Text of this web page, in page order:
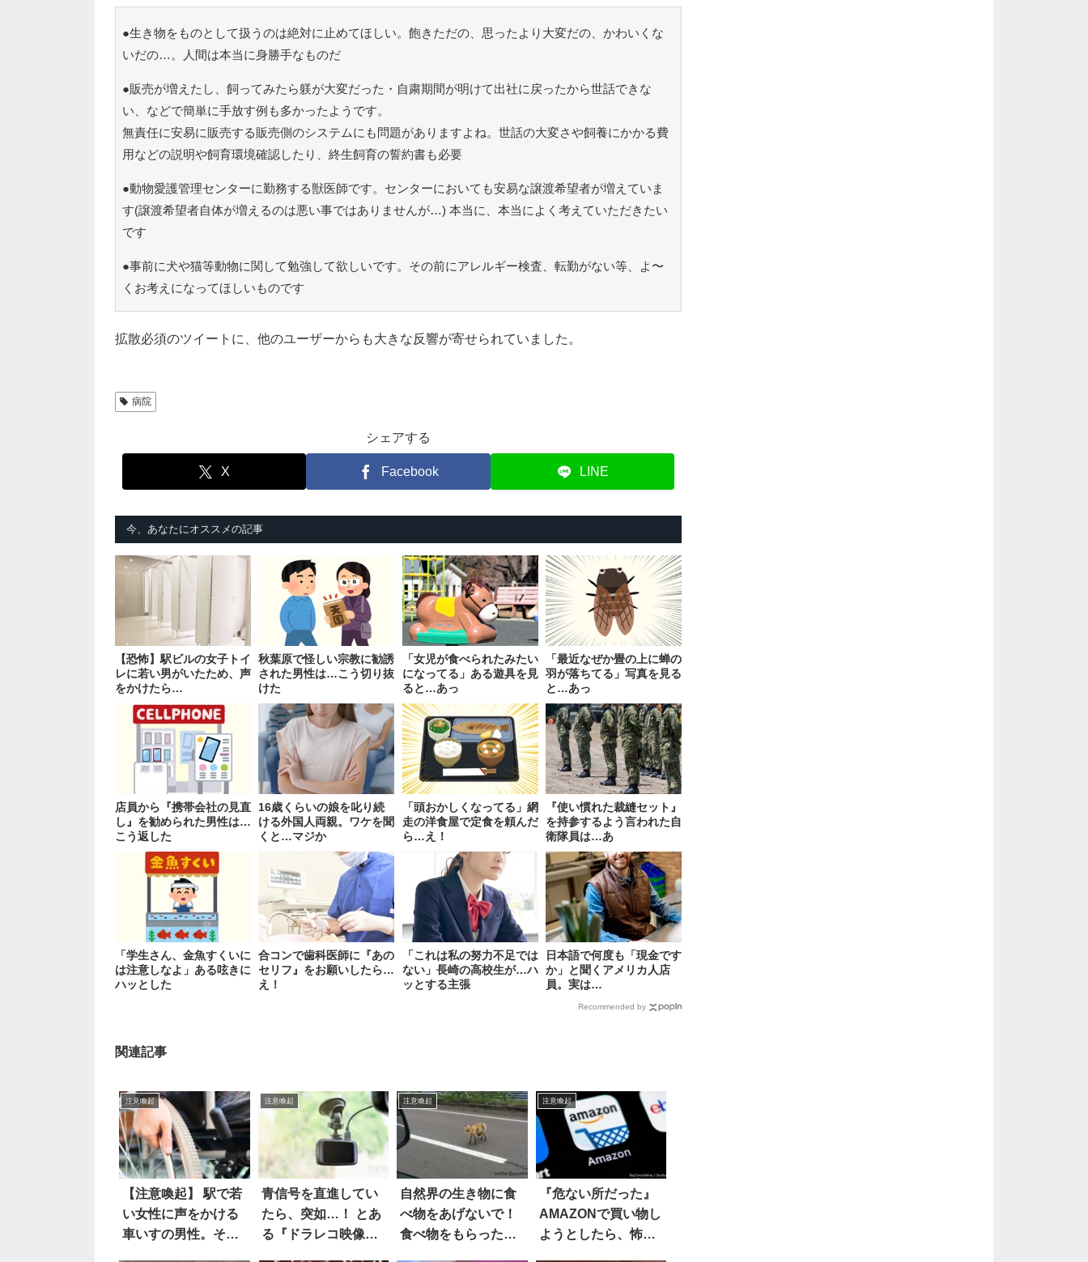
●生き物をものとして扱うのは絶対に止めてほしい。飽きただの、思ったより大変だの、かわいくな
いだの…。人間は本当に身勝手なものだ
●販売が増えたし、飼ってみたら躾が大変だった・自粛期間が明けて出社に戻ったから世話できな
い、などで簡単に手放す例も多かったようです。
無責任に安易に販売する販売側のシステムにも問題がありますよね。世話の大変さや飼養にかかる費
用などの説明や飼育環境確認したり、終生飼育の誓約書も必要
●動物愛護管理センターに勤務する獣医師です。センターにおいても安易な譲渡希望者が増えていま
す(譲渡希望者自体が増えるのは悪い事ではありませんが…) 本当に、本当によく考えていただきたい
です
●事前に犬や猫等動物に関して勉強して欲しいです。その前にアレルギー検査、転勤がない等、よ〜
くお考えになってほしいものです
拡散必須のツイートに、他のユーザーからも大きな反響が寄せられていました。
病院
シェアする
X Facebook LINE
今、あなたにオススメの記事
【恐怖】駅ビルの女子トイ
レに若い男がいたため、声
をかけたら…
秋葉原で怪しい宗教に勧誘
された男性は…こう切り抜
けた
「女児が食べられたみたい
になってる」ある遊具を見
ると…あっ
「最近なぜか畳の上に蝉の
羽が落ちてる」写真を見る
と…あっ
店員から『携帯会社の見直
し』を勧められた男性は…
こう返した
16歳くらいの娘を叱り続
ける外国人両親。ワケを聞
くと…マジか
「頭おかしくなってる」網
走の洋食屋で定食を頼んだ
ら…え！
『使い慣れた裁縫セット』
を持参するよう言われた自
衛隊員は…あ
「学生さん、金魚すくいに
は注意しなよ」ある呟きに
ハッとした
合コンで歯科医師に『あの
セリフ』をお願いしたら…
え！
「これは私の努力不足では
ない」長崎の高校生が…ハ
ッとする主張
日本語で何度も「現金です
か」と聞くアメリカ人店
員。実は…
Recommended by
関連記事
注意喚起
【注意喚起】 駅で若
い女性に声をかける
車いすの男性。その
注意喚起
青信号を直進してい
たら、突如…！ とあ
る『ドラレコ映像』
注意喚起
自然界の生き物に食
べ物をあげないで！
食べ物をもらったこ
注意喚起
『危ない所だった』
AMAZONで買い物し
ようとしたら、怖す